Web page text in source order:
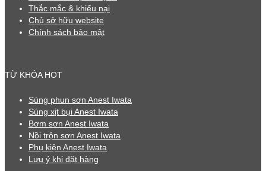
Thắc mắc & khiếu nại
Chủ sở hữu website
Chính sách bảo mật
TỪ KHÓA HOT
Súng phun sơn Anest Iwata
Súng xịt bụi Anest Iwata
Bơm sơn Anest Iwata
Nồi trộn sơn Anest Iwata
Phụ kiện Anest Iwata
Lưu ý khi đặt hàng